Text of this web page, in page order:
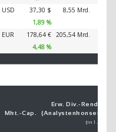
USD 37,30 $ 8,55 Mrd.
1,89 %
EUR 178,64 € 205,54 Mrd.
4,48 %
Mkt.-Cap.
Erw. Div.- Ren­di­te
(Analystenkonsens)
[in 1 Jahr]